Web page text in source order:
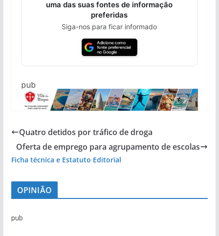
uma das suas fontes de informação
preferidas
Siga-nos para ficar informado
pub
Quatro detidos por tráfico de droga
Oferta de emprego para agrupamento de escolas
Ficha técnica e Estatuto Editorial
OPINIÃO
pub